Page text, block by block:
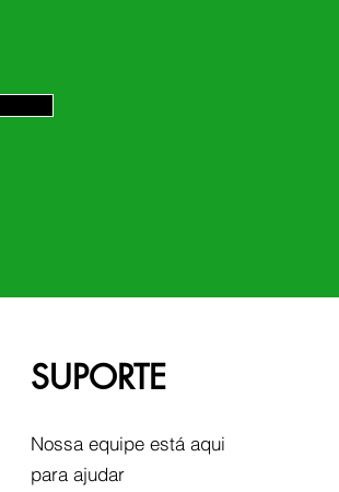
SUPORTE
Nossa equipe está aqui
para ajudar